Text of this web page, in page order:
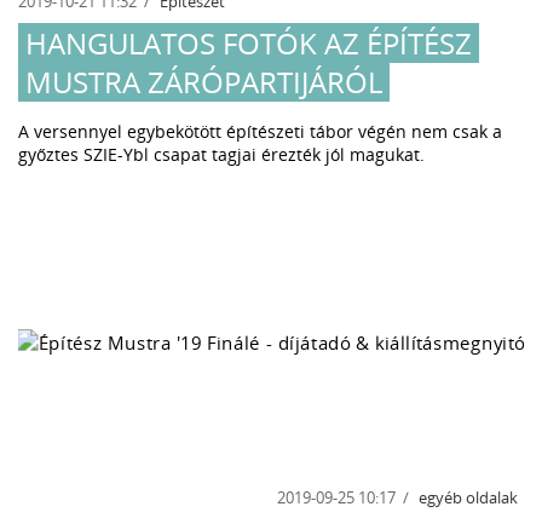
HANGULATOS FOTÓK AZ ÉPÍTÉSZ
MUSTRA ZÁRÓPARTIJÁRÓL
A versennyel egybekötött építészeti tábor végén nem csak a
győztes SZIE-Ybl csapat tagjai érezték jól magukat.
2019-09-25 10:17 egyéb oldalak